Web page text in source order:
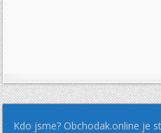
Kdo jsme? Obchodak.online je